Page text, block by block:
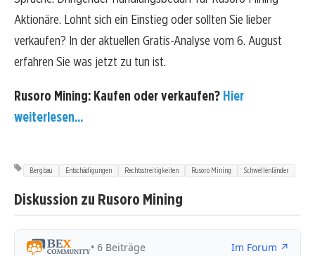
Aktionäre. Lohnt sich ein Einstieg oder sollten Sie lieber
verkaufen? In der aktuellen Gratis-Analyse vom 6. August
erfahren Sie was jetzt zu tun ist.
Rusoro Mining: Kaufen oder verkaufen? Hier
weiterlesen...
Bergbau Entschädigungen Rechtsstreitigkeiten Rusoro Mining Schwellenländer
Diskussion zu Rusoro Mining